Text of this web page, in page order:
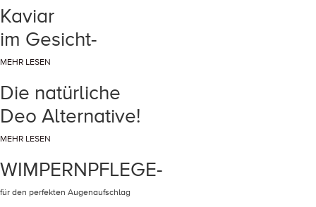
Kaviar
im Gesicht-
MEHR LESEN
Die natürliche
Deo Alternative!
MEHR LESEN
WIMPERNPFLEGE-
für den perfekten Augenaufschlag